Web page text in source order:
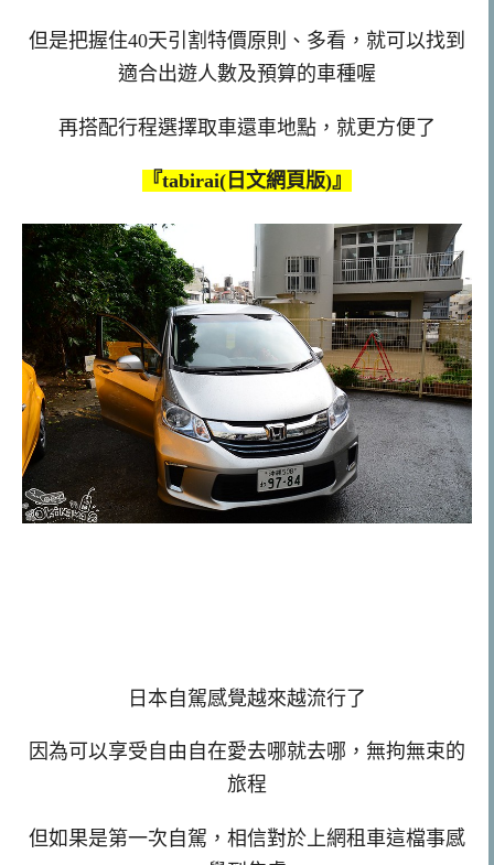
但是把握住40天引割特價原則、多看，就可以找到
適合出遊人數及預算的車種喔
再搭配行程選擇取車還車地點，就更方便了
『tabirai(日文網頁版)』
日本自駕感覺越來越流行了
因為可以享受自由自在愛去哪就去哪，無拘無束的
旅程
但如果是第一次自駕，相信對於上網租車這檔事感